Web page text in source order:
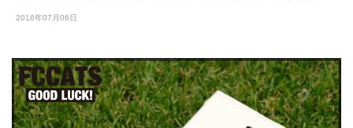
2016年07月06日